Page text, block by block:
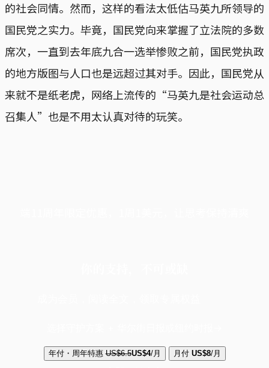
的社会同情。然而，这样的看法太低估马英九所领导的
国民党之实力。毕竟，国民党向来掌握了立法院的多数
席次，一直到去年底九合一选举惨败之前，国民党执政
的地方版图与人口也是远超过其对手。因此，国民党从
来就不是纸老虎，网络上流传的“马英九是社会运动总
召集人”也是不用太认真对待的玩笑。
年付・周年特惠 US$6.5US$4/月 月付 US$8/月